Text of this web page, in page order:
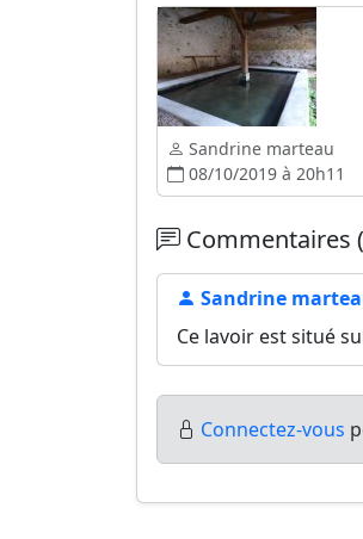
Sandrine marteau
08/10/2019 à 20h11
Commentaires
Sandrine
Ce lavoir est situé
Connectez-vous